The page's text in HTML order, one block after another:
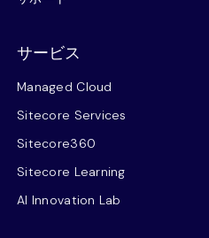
サービス
Managed Cloud
Sitecore Services
Sitecore360
Sitecore Learning
AI Innovation Lab